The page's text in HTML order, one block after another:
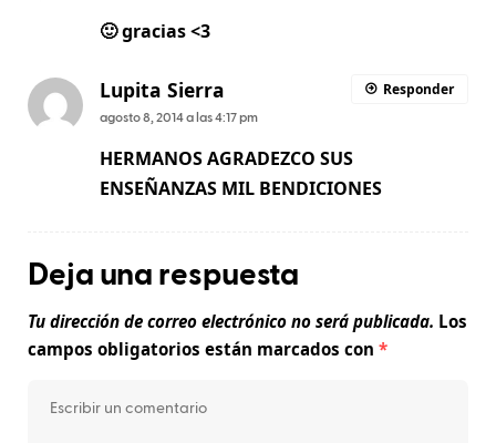
🙂 gracias <3
Lupita Sierra
agosto 8, 2014 a las 4:17 pm
HERMANOS AGRADEZCO SUS
ENSEÑANZAS MIL BENDICIONES
Responder
Deja una respuesta
Tu dirección de correo electrónico no será publicada. Los
campos obligatorios están marcados con *